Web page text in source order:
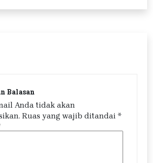
Balasan
Anda tidak akan
Ruas yang wajib ditandai *